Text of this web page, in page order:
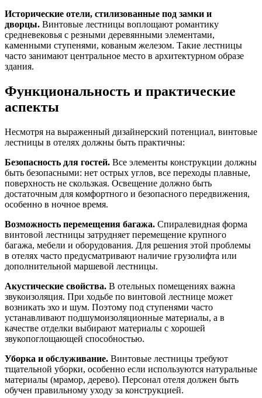
Исторические отели, стилизованные под замки и
дворцы. Винтовые лестницы воплощают романтику
средневековья с резными деревянными элементами,
каменными ступенями, кованым железом. Такие лестницы
часто занимают центральное место в архитектурном образе
здания.
Функциональность и практические
аспекты
Несмотря на выраженный дизайнерский потенциал, винтовые
лестницы в отелях должны быть практичны:
Безопасность для гостей. Все элементы конструкции должны
быть безопасными: нет острых углов, все переходы плавные,
поверхность не скользкая. Освещение должно быть
достаточным для комфортного и безопасного передвижения,
особенно в ночное время.
Возможность перемещения багажа. Спиралевидная форма
винтовой лестницы затрудняет перемещение крупного
багажа, мебели и оборудования. Для решения этой проблемы
в отелях часто предусматривают наличие грузолифта или
дополнительной маршевой лестницы.
Акустические свойства. В отельных помещениях важна
звукоизоляция. При ходьбе по винтовой лестнице может
возникать эхо и шум. Поэтому под ступенями часто
устанавливают подшумоизоляционные материалы, а в
качестве отделки выбирают материалы с хорошей
звукопоглощающей способностью.
Уборка и обслуживание. Винтовые лестницы требуют
тщательной уборки, особенно если используются натуральные
материалы (мрамор, дерево). Персонал отеля должен быть
обучен правильному уходу за конструкцией.